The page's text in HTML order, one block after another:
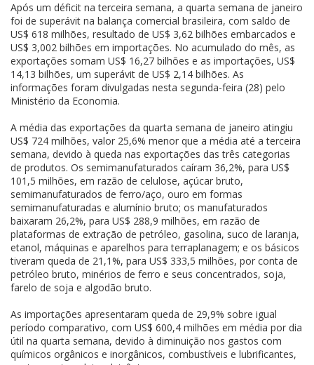
Após um déficit na terceira semana, a quarta semana de janeiro
foi de superávit na balança comercial brasileira, com saldo de
US$ 618 milhões, resultado de US$ 3,62 bilhões embarcados e
US$ 3,002 bilhões em importações. No acumulado do mês, as
exportações somam US$ 16,27 bilhões e as importações, US$
14,13 bilhões, um superávit de US$ 2,14 bilhões. As
informações foram divulgadas nesta segunda-feira (28) pelo
Ministério da Economia.
A média das exportações da quarta semana de janeiro atingiu
US$ 724 milhões, valor 25,6% menor que a média até a terceira
semana, devido à queda nas exportações das três categorias
de produtos. Os semimanufaturados caíram 36,2%, para US$
101,5 milhões, em razão de celulose, açúcar bruto,
semimanufaturados de ferro/aço, ouro em formas
semimanufaturadas e alumínio bruto; os manufaturados
baixaram 26,2%, para US$ 288,9 milhões, em razão de
plataformas de extração de petróleo, gasolina, suco de laranja,
etanol, máquinas e aparelhos para terraplanagem; e os básicos
tiveram queda de 21,1%, para US$ 333,5 milhões, por conta de
petróleo bruto, minérios de ferro e seus concentrados, soja,
farelo de soja e algodão bruto.
As importações apresentaram queda de 29,9% sobre igual
período comparativo, com US$ 600,4 milhões em média por dia
útil na quarta semana, devido à diminuição nos gastos com
químicos orgânicos e inorgânicos, combustíveis e lubrificantes,